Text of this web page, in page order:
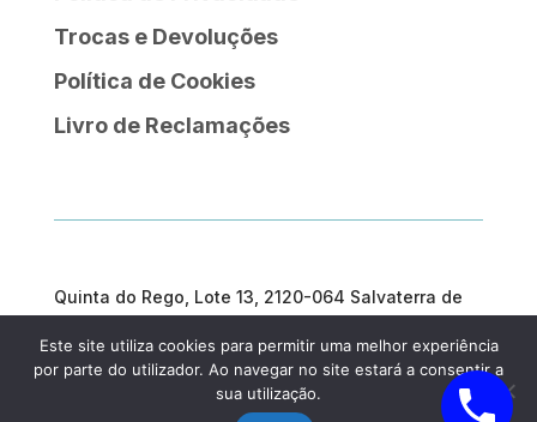
Trocas e Devoluções
Política de Cookies
Livro de Reclamações
Quinta do Rego, Lote 13, 2120-064 Salvaterra de
geral@prosargosteam.com
Este site utiliza cookies para permitir uma melhor experiência
por parte do utilizador. Ao navegar no site estará a consentir a
sua utilização.